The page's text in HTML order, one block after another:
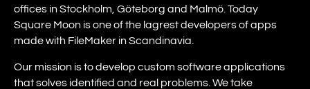
offices in Stockholm, Göteborg and Malmö. Today
Square Moon is one of the lagrest developers of apps
made with FileMaker in Scandinavia.
Our mission is to develop custom software applications
that solves identified and real problems. We take